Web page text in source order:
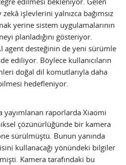
işlevlerini yalnızca bağımsız
yerine sistem uygulamalarının
planladığını gösteriyor.
agent desteğinin de yeni sürümle
ediliyor. Böylece kullanıcıların
doğal dil komutlarıyla daha
hedefleniyor.
yayımlanan raporlarda Xiaomi
çözünürlüğünde bir kamera
sürülmüştü. Bunun yanında
kullanacağı yönündeki bilgiler
Kamera tarafındaki bu